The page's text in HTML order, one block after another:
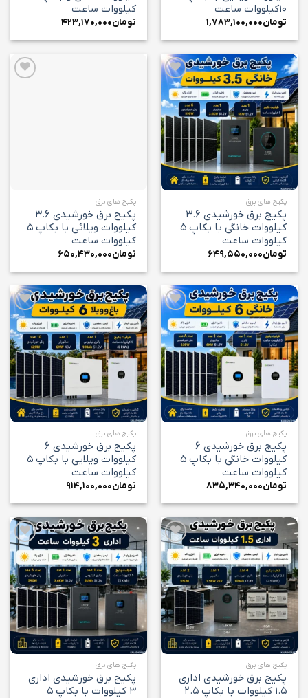
۱۰کیلووات ساعت
تومان۱,۷۸۳,۱۰۰,۰۰۰
کیلووات ساعت
تومان۴۲۳,۱۷۰,۰۰۰
افزودن
به
علاقه
مندی
ها
پکیج های برق
پکیج برق خورشیدی ۳.۶
کیلووات خانگی با بکاپ ۵
کیلووات ساعت
تومان۶۴۹,۵۵۰,۰۰۰
پکیج های برق
پکیج برق خورشیدی ۳.۶
کیلووات ویلائی با بکاپ ۵
کیلووات ساعت
تومان۶۵۰,۴۳۰,۰۰۰
افزودن
به
علاقه
مندی
ها
پکیج های برق
پکیج برق خورشیدی ۶
کیلووات خانگی با بکاپ ۵
کیلووات ساعت
تومان۸۳۵,۳۴۰,۰۰۰
افزودن
به
علاقه
مندی
پکیج های برق
پکیج برق خورشیدی ۶
کیلووات ویلایی با بکاپ ۵
کیلووات ساعت
تومان۹۱۴,۱۰۰,۰۰۰
افزودن
به
علاقه
مندی
ها
پکیج های برق
پکیج برق خورشیدی اداری
۱.۵ کیلووات با بکاپ ۲.۵
افزودن
به
علاقه
مندی
ها
پکیج های برق
پکیج برق خورشیدی اداری
۳ کیلووات با بکاپ ۵